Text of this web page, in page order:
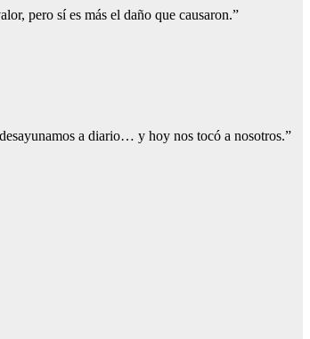
pero sí es más el daño que causaron.”
a diario… y hoy nos tocó a nosotros.”